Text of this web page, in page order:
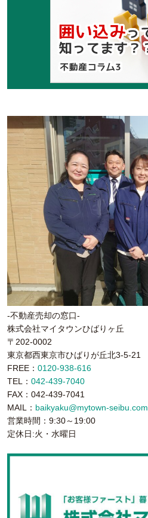
-不動産売却の窓口-
株式会社マイタウンひばりヶ丘
〒202-0002
東京都西東京市ひばりが丘北3-5-21
FREE： 0120-938-616
TEL： 042-439-7040
FAX：042-439-7041
MAIL： baikyaku@mytown-seibu.com
営業時間：9:30～19:00
定休日:火・水曜日